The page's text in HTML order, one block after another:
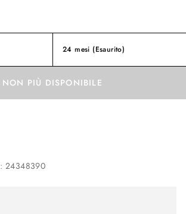
24 mesi (Esaurito)
NON PIÙ DISPONIBILE
:24348390